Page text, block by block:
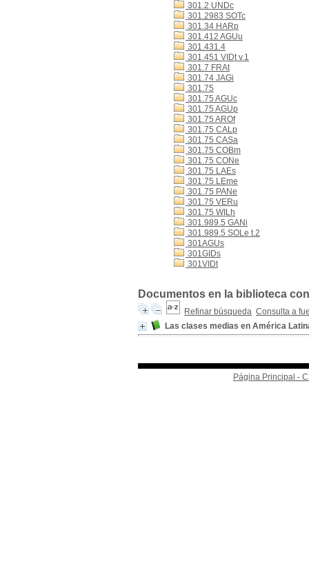
301.2 UNDc
301.2983 SOTc
301.34 HARp
301.412 AGUu
301.431.4
301.451 VIDt v.1
301.7 FRAt
301.74 JAGi
301.75
301.75 AGUc
301.75 AGUp
301.75 AROf
301.75 CALp
301.75 CASa
301.75 COBm
301.75 CONe
301.75 LAEs
301.75 LEme
301.75 PANe
301.75 VERu
301.75 WILh
301.989.5 GANi
301.989.5 SOLe t.2
301AGUs
301GIDs
301VIDt
Documentos en la biblioteca
Refinar búsqueda Consulta a
Las clases medias en América
Página Principal -